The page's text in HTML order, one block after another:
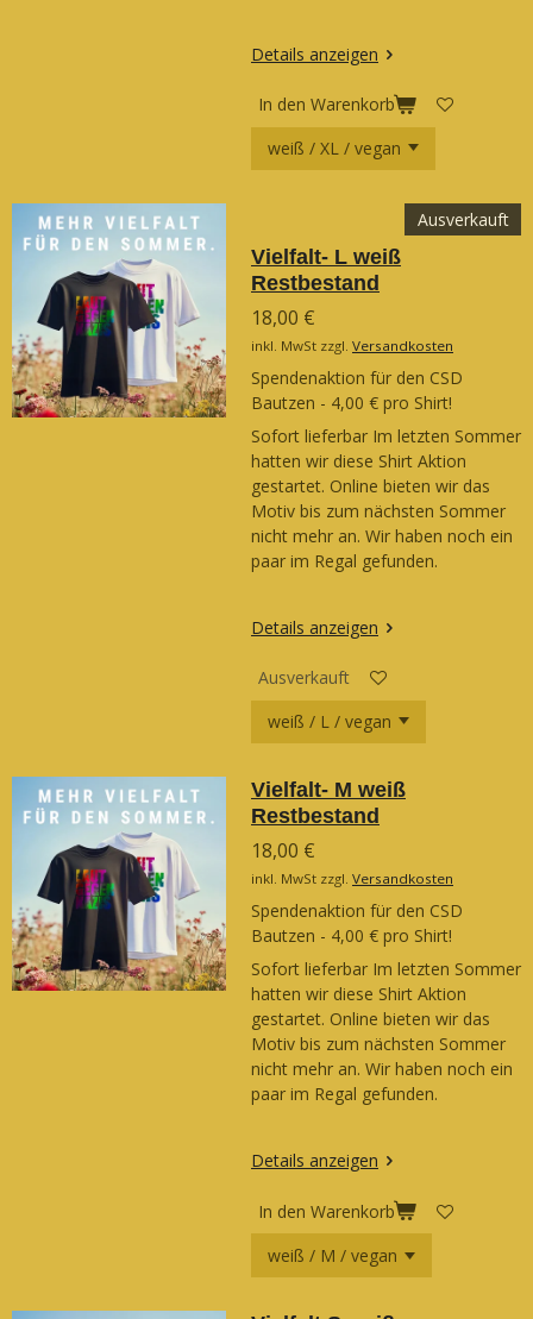
Details anzeigen
In den Warenkorb
Ausverkauft
Vielfalt- L weiß
Restbestand
18,00 €
inkl. MwSt zzgl. Versandkosten
Spendenaktion für den CSD
Bautzen - 4,00 € pro Shirt!
Sofort lieferbar Im letzten Sommer
hatten wir diese Shirt Aktion
gestartet. Online bieten wir das
Motiv bis zum nächsten Sommer
nicht mehr an. Wir haben noch ein
paar im Regal gefunden.
Details anzeigen
Ausverkauft
Vielfalt- M weiß
Restbestand
18,00 €
inkl. MwSt zzgl. Versandkosten
Spendenaktion für den CSD
Bautzen - 4,00 € pro Shirt!
Sofort lieferbar Im letzten Sommer
hatten wir diese Shirt Aktion
gestartet. Online bieten wir das
Motiv bis zum nächsten Sommer
nicht mehr an. Wir haben noch ein
paar im Regal gefunden.
Details anzeigen
In den Warenkorb